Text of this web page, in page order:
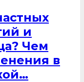
и
Чем
в